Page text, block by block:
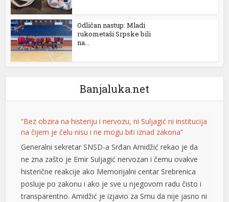
Odličan nastup: Mladi
rukometaši Srpske bili
na...
Banjaluka.net
“Bez obzira na histeriju i nervozu, ni Suljagić ni institucija
na čijem je čelu nisu i ne mogu biti iznad zakona”
Generalni sekretar SNSD-a Srđan Amidžić rekao je da
ne zna zašto je Emir Suljagić nervozan i čemu ovakve
histerične reakcije ako Memorijalni centar Srebrenica
posluje po zakonu i ako je sve u njegovom radu čisto i
transparentno. Amidžić je izjavio za Srnu da nije jasno ni